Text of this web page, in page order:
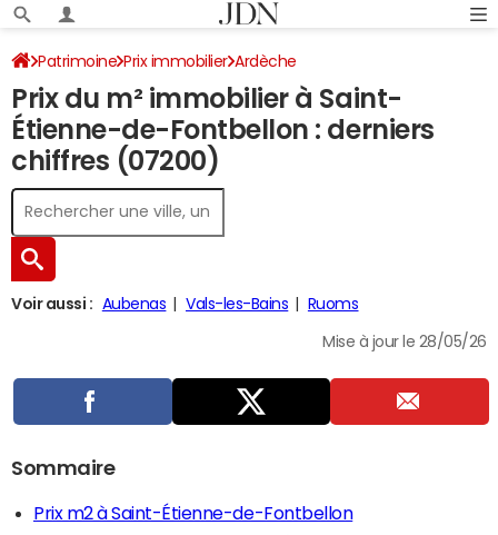
Patrimoine Prix immobilier Ardèche
Saint-Étienne-de-Fontbellon
Prix du m² immobilier à Saint-
Étienne-de-Fontbellon : derniers
chiffres (07200)
Voir aussi : Aubenas Vals-les-Bains Ruoms
Mise à jour le 28/05/26
Sommaire
Prix m2 à Saint-Étienne-de-Fontbellon